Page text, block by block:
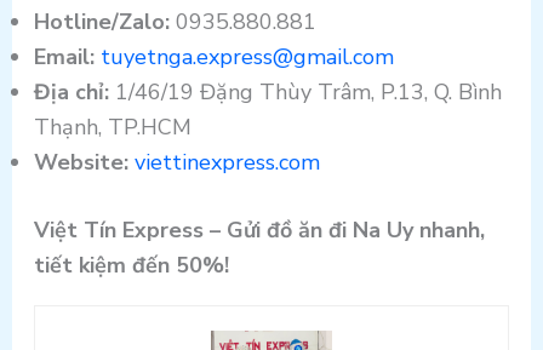
Hotline/Zalo:0935.880.881
Email: tuyetnga.express@gmail.com
Địa chỉ:1/46/19 Đặng Thùy Trâm, P.13, Q. Bình
Thạnh, TP.HCM
Website: viettinexpress.com
Việt Tín Express – Gửi đồ ăn đi Na Uy nhanh,
tiết kiệm đến 50%!